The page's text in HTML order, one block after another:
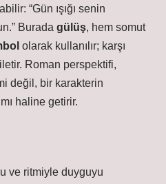
“Gün ışığı senin
Burada gülüş, hem somut
olarak kullanılır; karşı
Roman perspektifi,
değil, bir karakterin
haline getirir.
ve ritmiyle duyguyu